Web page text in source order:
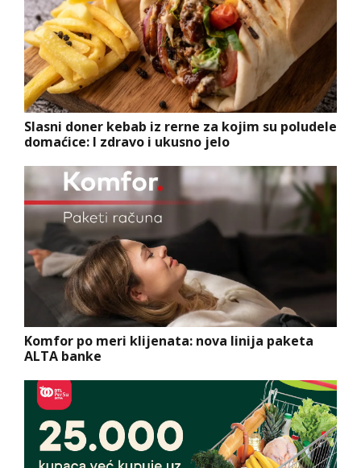
Slasni doner kebab iz rerne za kojim su poludele
domaćice: I zdravo i ukusno jelo
Komfor po meri klijenata: nova linija paketa
ALTA banke